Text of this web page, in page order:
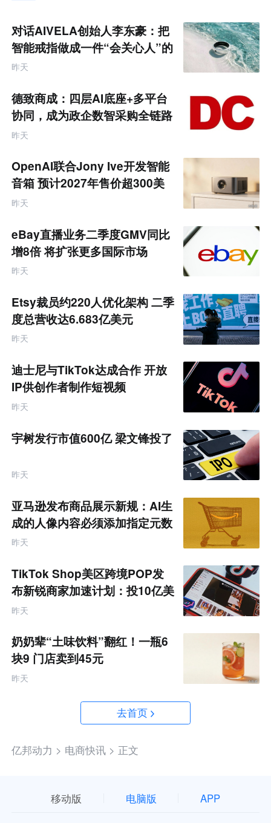
来
零
售
跨
境
商
产
业
互
联
网
对话AIVELA创始人李东豪：把
智能戒指做成一件“会关心人”的
饰品
昨天
德致商成：四层AI底座+多平台
协同，成为政企数智采购全链路
服务商
昨天
OpenAI联合Jony Ive开发智能
音箱 预计2027年售价超300美
元
昨天
eBay直播业务二季度GMV同比
增8倍 将扩张更多国际市场
昨天
Etsy裁员约220人优化架构 二季
度总营收达6.683亿美元
昨天
迪士尼与TikTok达成合作 开放
IP供创作者制作短视频
昨天
宇树发行市值600亿 梁文锋投了
昨天
亚马逊发布商品展示新规：AI生
成的人像内容必须添加指定元数
据
昨天
TikTok Shop美区跨境POP发
布新锐商家加速计划：投10亿美
金资源帮扶四类商家
昨天
奶奶辈“土味饮料”翻红！一瓶6
块9 门店卖到45元
昨天
去首页
亿邦动力 > 电商快讯 > 正文
移动版 电脑版 APP